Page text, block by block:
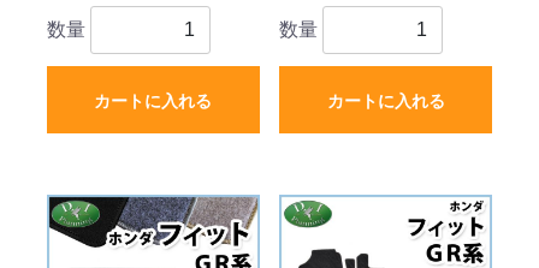
数量
カートに入れる
数量
カートに入れる